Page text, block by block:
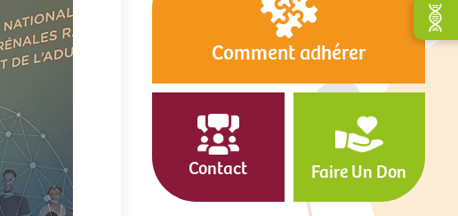
Comment adhérer
Contact Faire Un Don